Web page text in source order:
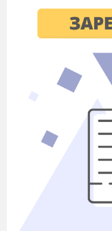
методичної
«Машиніст
та загально-